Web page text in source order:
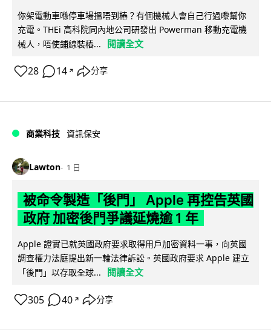
你架電動車喺停車場搵唔到樁？有個機械人會自己行過嚟幫你
充電。THEi 高科院同內地公司研發出 Powerman 移動充電機
械人，唔使鋪線裝樁...
閱讀全文
28 14 ↗ 分享
商業科技 資訊保安
Lawton 1 日
被命令製造「後門」 Apple 再控告英國
政府 加密後門爭議延燒逾 1 年
Apple 證實已就英國政府要求取得用戶加密資料一事，向英國
調查權力法庭提出新一輪法律訴訟。英國政府要求 Apple 建立
「後門」以存取全球...
閱讀全文
305 40 ↗ 分享